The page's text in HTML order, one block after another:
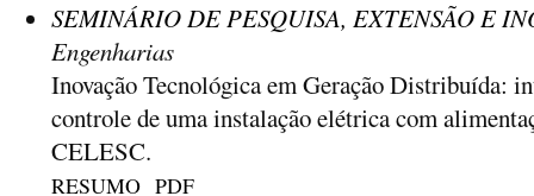
SEMINÁRIO DE PESQUISA, EXTENSÃO E
Engenharias
Inovação Tecnológica em Geração Distribuída:
controle de uma instalação elétrica com
CELESC.
RESUMO PDF